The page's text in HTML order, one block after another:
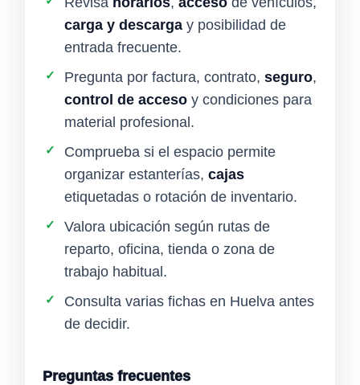
carga y descarga y posibilidad de
entrada frecuente.
✓ Pregunta por factura, contrato, seguro,
control de acceso y condiciones para
material profesional.
✓
Comprueba si el espacio permite
organizar estanterías, cajas
etiquetadas o rotación de inventario.
✓
Valora ubicación según rutas de
reparto, oficina, tienda o zona de
trabajo habitual.
✓
Consulta varias fichas en Huelva antes
de decidir.
Preguntas frecuentes